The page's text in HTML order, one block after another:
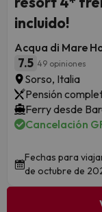
incluido!
Acqua di Mare
7.5 49 opiniones
Sorso, Italia
Pensión
Ferry desde
Cancelación
Fechas para
de octubre de